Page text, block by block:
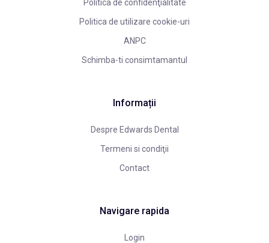
Politica de confidenţialitate
Politica de utilizare cookie-uri
ANPC
Schimba-ti consimtamantul
Informații
Despre Edwards Dental
Termeni si condiţii
Contact
Navigare rapida
Login